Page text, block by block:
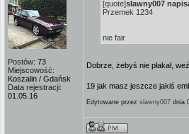
Postów: 73
Miejscowość:
Koszalin / Gdańsk
Data rejestracji:
01.05.16
[quote]slawny007
Przemek 1234
nie fair
Dobrze, żebyś nie płakał,
19 jak masz jeszcze jakiś
Edytowane przez slawny007 dnia